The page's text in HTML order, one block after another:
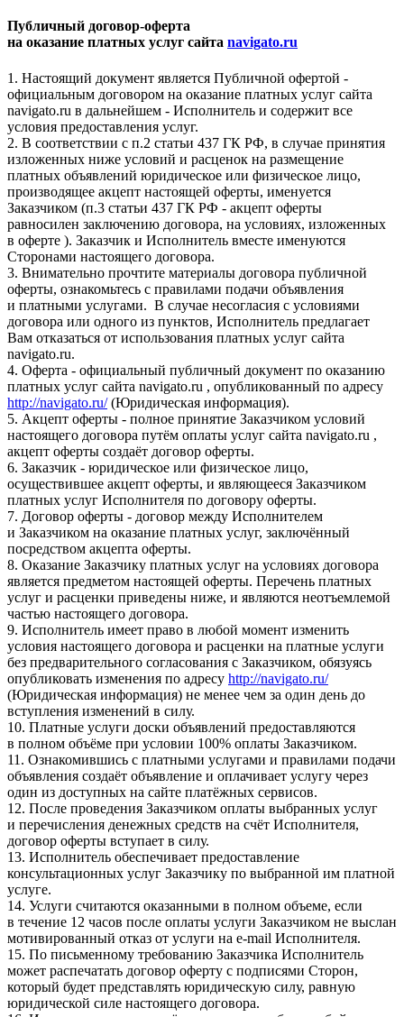
Публичный договор-оферта
на оказание платных услуг сайта navigato.ru
1. Настоящий документ является Публичной офертой -
официальным договором на оказание платных услуг сайта
navigato.ru в дальнейшем - Исполнитель и содержит все
условия предоставления услуг.
2. В соответствии с п.2 статьи 437 ГК РФ, в случае принятия
изложенных ниже условий и расценок на размещение
платных объявлений юридическое или физическое лицо,
производящее акцепт настоящей оферты, именуется
Заказчиком (п.3 статьи 437 ГК РФ - акцепт оферты
равносилен заключению договора, на условиях, изложенных
в оферте ). Заказчик и Исполнитель вместе именуются
Сторонами настоящего договора.
3. Внимательно прочтите материалы договора публичной
оферты, ознакомьтесь с правилами подачи объявления
и платными услугами. В случае несогласия с условиями
договора или одного из пунктов, Исполнитель предлагает
Вам отказаться от использования платных услуг сайта
navigato.ru.
4. Оферта - официальный публичный документ по оказанию
платных услуг сайта navigato.ru , опубликованный по адресу
http://navigato.ru/(Юридическая информация).
5. Акцепт оферты - полное принятие Заказчиком условий
настоящего договора путём оплаты услуг сайта navigato.ru ,
акцепт оферты создаёт договор оферты.
6. Заказчик - юридическое или физическое лицо,
осуществившее акцепт оферты, и являющееся Заказчиком
платных услуг Исполнителя по договору оферты.
7. Договор оферты - договор между Исполнителем
и Заказчиком на оказание платных услуг, заключённый
посредством акцепта оферты.
8. Оказание Заказчику платных услуг на условиях договора
является предметом настоящей оферты. Перечень платных
услуг и расценки приведены ниже, и являются неотъемлемой
частью настоящего договора.
9. Исполнитель имеет право в любой момент изменить
условия настоящего договора и расценки на платные услуги
без предварительного согласования с Заказчиком, обязуясь
опубликовать изменения по адресу http://navigato.ru/
(Юридическая информация) не менее чем за один день до
вступления изменений в силу.
10. Платные услуги доски объявлений предоставляются
в полном объёме при условии 100% оплаты Заказчиком.
11. Ознакомившись с платными услугами и правилами подачи
объявления создаёт объявление и оплачивает услугу через
один из доступных на сайте платёжных сервисов.
12. После проведения Заказчиком оплаты выбранных услуг
и перечисления денежных средств на счёт Исполнителя,
договор оферты вступает в силу.
13. Исполнитель обеспечивает предоставление
консультационных услуг Заказчику по выбранной им платной
услуге.
14. Услуги считаются оказанными в полном объеме, если
в течение 12 часов после оплаты услуги Заказчиком не выслан
мотивированный отказ от услуги на e-mail Исполнителя.
15. По письменному требованию Заказчика Исполнитель
может распечатать договор оферту с подписями Сторон,
который будет представлять юридическую силу, равную
юридической силе настоящего договора.